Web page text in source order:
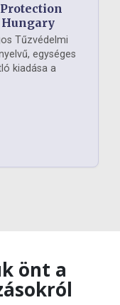
Tűzvédelmi
egységes
kiadása a
önt a